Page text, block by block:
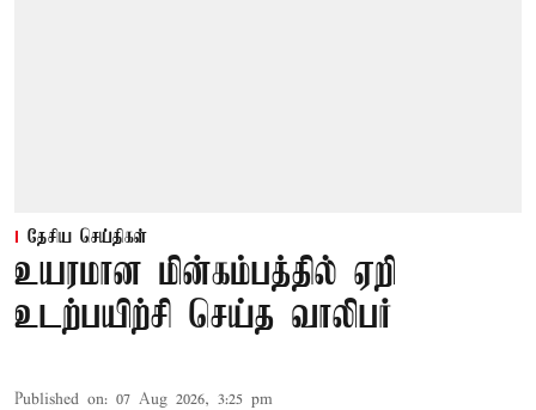
தேசிய செய்திகள்
உயரமான மின்கம்பத்தில் ஏறி
உடற்பயிற்சி செய்த வாலிபர்
Published on: 07 Aug 2026, 3:25 pm